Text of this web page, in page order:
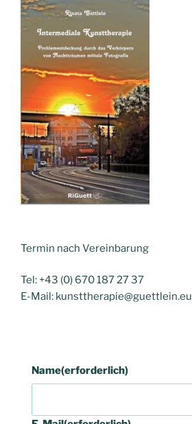
Termin nach Vereinbarung
Tel: +43 (0) 670 187 27 37
E-Mail: kunsttherapie@guettlein.eu
Name(erforderlich)